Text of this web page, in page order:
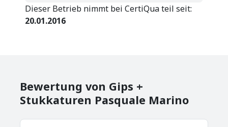
Dieser Betrieb nimmt bei CertiQua teil seit:
20.01.2016
Bewertung von Gips +
Stukkaturen Pasquale Marino